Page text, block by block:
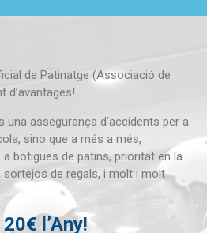
de Patinatge (Associació de
d’avantages!
assegurança d’accidents per a
sino que a més a més,
botigues de patins, prioritat en la
sortejos de regals, i molt i molt
l’Any!